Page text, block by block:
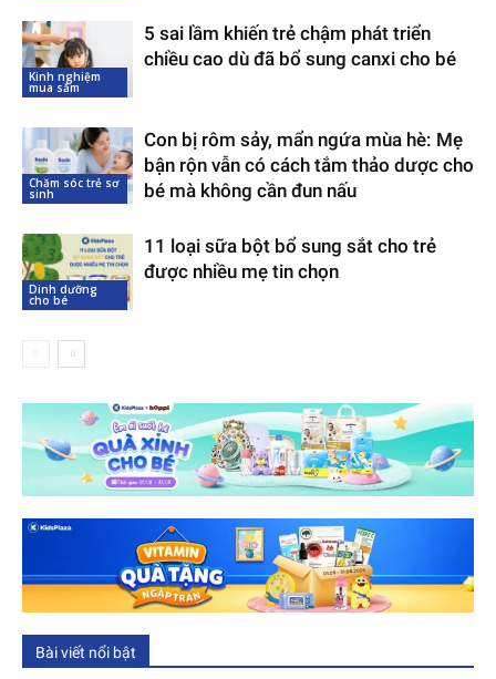
Kinh nghiệm
mua sắm
5 sai lầm khiến trẻ chậm phát triển
chiều cao dù đã bổ sung canxi cho bé
Chăm sóc trẻ sơ
sinh
Con bị rôm sảy, mẩn ngứa mùa hè: Mẹ
bận rộn vẫn có cách tắm thảo dược cho
bé mà không cần đun nấu
Dinh dưỡng
cho bé
11 loại sữa bột bổ sung sắt cho trẻ
được nhiều mẹ tin chọn
Bài viết nổi bật